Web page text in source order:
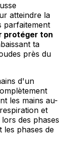
atteindre la
parfaitement
protéger ton
ta
près du
d'un
les mains au-
et
des phases
phases de